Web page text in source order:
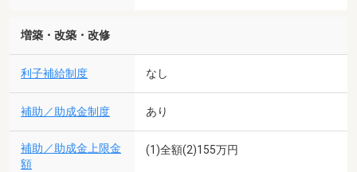
増築・改築・改修
利子補給制度 なし
補助／助成金制度 あり
補助／助成金上限金
額
(1)全額(2)155万円